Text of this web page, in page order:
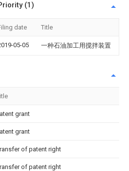
(1)
date Title
05-05 一种石油加工用搅拌装置
grant
grant
of patent right
of patent right